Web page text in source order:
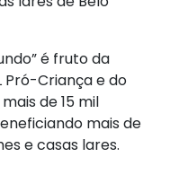
é fruto da
Pró-Criança e do
de 15 mil
mais de
e casas lares.